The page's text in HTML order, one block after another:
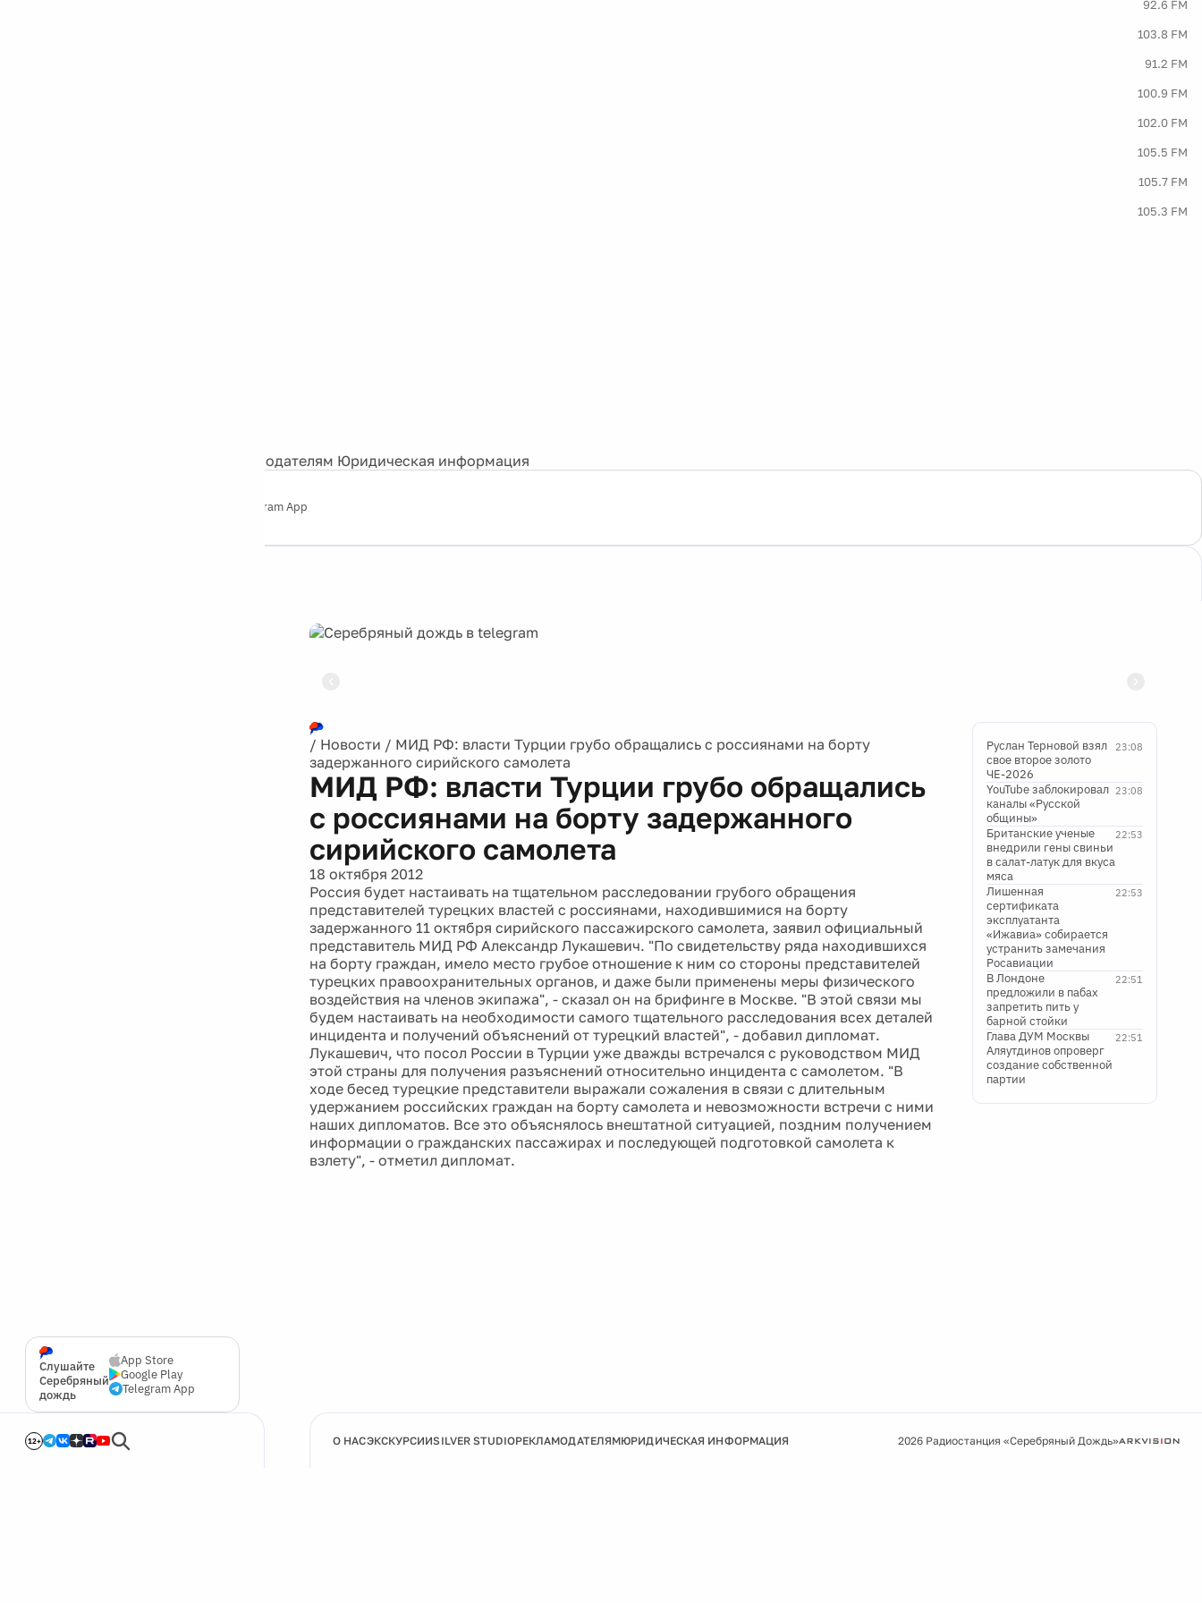
92.6 FM
103.8 FM
91.2 FM
100.9 FM
102.0 FM
105.5 FM
105.7 FM
105.3 FM
Рекламодателям Юридическая информация
Telegram App
Слушайте
Серебряный
дождь
App Store
Google Play
Telegram App
12+
/ Новости / МИД РФ: власти Турции грубо обращались с россиянами на борту
задержанного сирийского самолета
МИД РФ: власти Турции грубо обращались
с россиянами на борту задержанного
сирийского самолета
18 октября 2012
Россия будет настаивать на тщательном расследовании грубого обращения
представителей турецких властей с россиянами, находившимися на борту
задержанного 11 октября сирийского пассажирского самолета, заявил официальный
представитель МИД РФ Александр Лукашевич. "По свидетельству ряда находившихся
на борту граждан, имело место грубое отношение к ним со стороны представителей
турецких правоохранительных органов, и даже были применены меры физического
воздействия на членов экипажа", - сказал он на брифинге в Москве. "В этой связи мы
будем настаивать на необходимости самого тщательного расследования всех деталей
инцидента и получений объяснений от турецкий властей", - добавил дипломат.
Лукашевич, что посол России в Турции уже дважды встречался с руководством МИД
этой страны для получения разъяснений относительно инцидента с самолетом. "В
ходе бесед турецкие представители выражали сожаления в связи с длительным
удержанием российских граждан на борту самолета и невозможности встречи с ними
наших дипломатов. Все это объяснялось внештатной ситуацией, поздним получением
информации о гражданских пассажирах и последующей подготовкой самолета к
взлету", - отметил дипломат.
23:08
Руслан Терновой взял
свое второе золото
ЧЕ-2026
23:08
YouTube заблокировал
каналы «Русской
общины»
22:53
Британские ученые
внедрили гены свиньи
в салат-латук для вкуса
мяса
22:53
Лишенная
сертификата
эксплуатанта
«Ижавиа» собирается
устранить замечания
Росавиации
22:51
В Лондоне
предложили в пабах
запретить пить у
барной стойки
22:51
Глава ДУМ Москвы
Аляутдинов опроверг
создание собственной
партии
О НАСЭКСКУРСИИSILVER STUDIOРЕКЛАМОДАТЕЛЯМЮРИДИЧЕСКАЯ ИНФОРМАЦИЯ 2026 Радиостанция «Серебряный Дождь»